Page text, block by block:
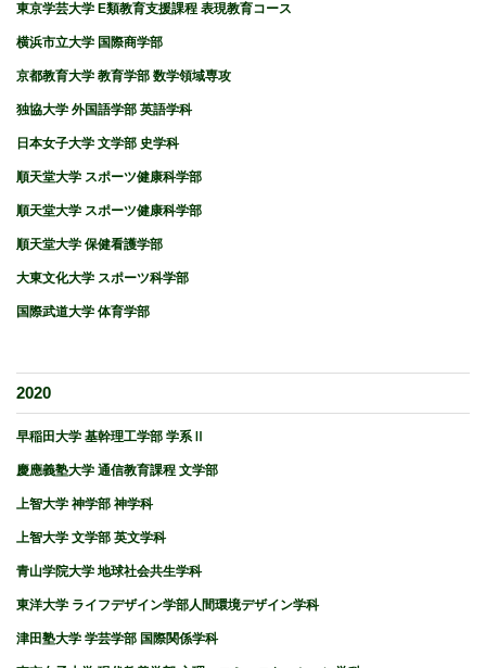
東京学芸大学 E類教育支援課程 表現教育コース
横浜市立大学 国際商学部
京都教育大学 教育学部 数学領域専攻
独協大学 外国語学部 英語学科
日本女子大学 文学部 史学科
順天堂大学 スポーツ健康科学部
順天堂大学 スポーツ健康科学部
順天堂大学 保健看護学部
大東文化大学 スポーツ科学部
国際武道大学 体育学部
2020
早稲田大学 基幹理工学部 学系Ⅱ
慶應義塾大学 通信教育課程 文学部
上智大学 神学部 神学科
上智大学 文学部 英文学科
青山学院大学 地球社会共生学科
東洋大学 ライフデザイン学部人間環境デザイン学科
津田塾大学 学芸学部 国際関係学科